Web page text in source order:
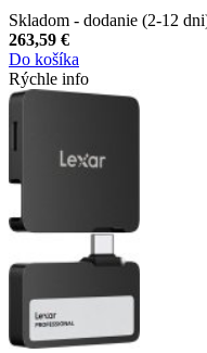
Skladom - dodanie (2-12
263,59 €
Do košíka
Rýchle info